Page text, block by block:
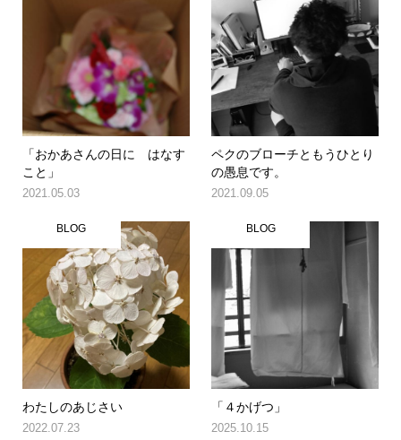
「おかあさんの日に はなす
こと」
2021.05.03
ペクのブローチともうひとり
の愚息です。
2021.09.05
BLOG
わたしのあじさい
2022.07.23
BLOG
「４かげつ」
2025.10.15